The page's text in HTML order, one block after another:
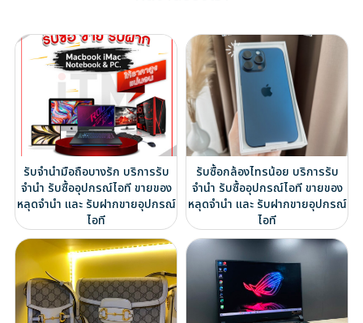
รับจำนำมือถือบางรัก บริการรับ
จำนำ รับซื้ออุปกรณ์ไอที ขายของ
หลุดจำนำ และ รับฝากขายอุปกรณ์
ไอที
รับซื้อกล้องไทรน้อย บริการรับ
จำนำ รับซื้ออุปกรณ์ไอที ขายของ
หลุดจำนำ และ รับฝากขายอุปกรณ์
ไอที